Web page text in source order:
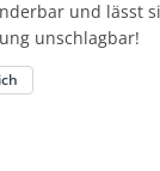
und lässt
unschlagbar!